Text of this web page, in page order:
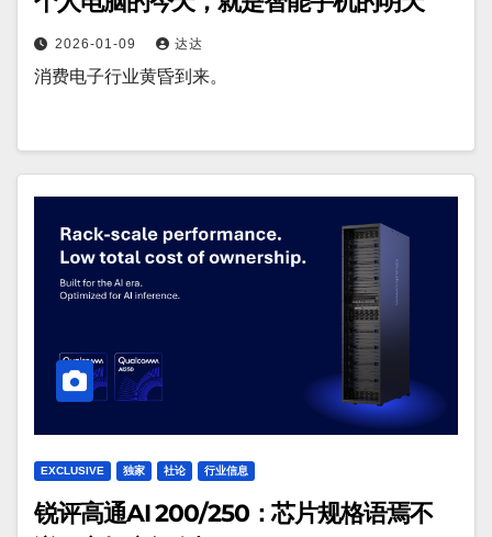
2026-01-09 达达
消费电子行业黄昏到来。
EXCLUSIVE 独家 社论 行业信息
锐评高通AI 200/250：芯片规格语焉不